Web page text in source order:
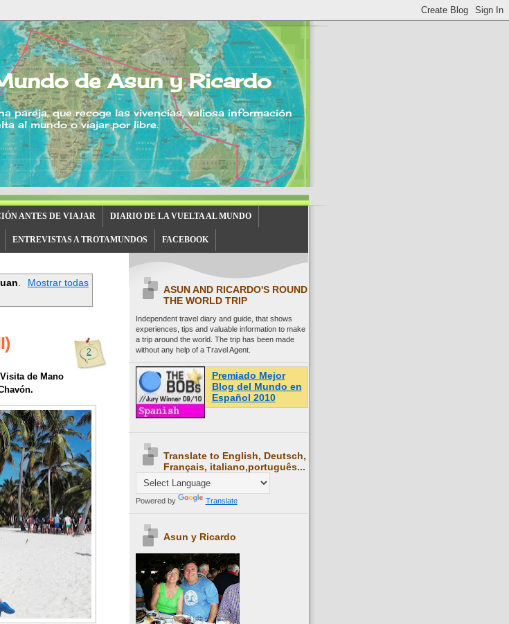
de Asun y Ricardo
pareja, que recoge las vivencias, valiosa información
al mundo o viajar por libre.
ANTES DE VIAJAR DIARIO DE LA VUELTA AL MUNDO
ENTREVISTAS A TROTAMUNDOS FACEBOOK
Mostrar todas
2
de Mano
ASUN AND RICARDO'S ROUND
THE WORLD TRIP
Independent travel diary and guide, that shows
experiences, tips and valuable information to make
a trip around the world. The trip has been made
without any help of a Travel Agent.
Premiado Mejor
Blog del Mundo en
Español 2010
Translate to English, Deutsch,
Français, italiano,português...
Powered by Translate
Asun y Ricardo